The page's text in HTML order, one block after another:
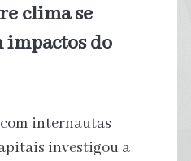
clima se
impactos do
internautas
investigou a